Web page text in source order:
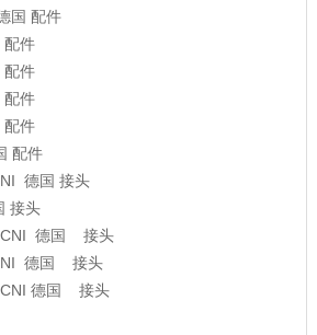
国 配件
配件
配件
配件
配件
配件
德国 接头
接头
德国 接头
德国 接头
德国 接头